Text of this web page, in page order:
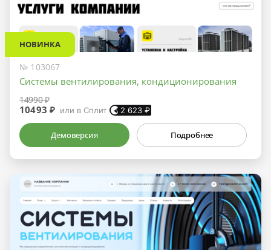
НОВИНКА
№ 103067
Системы вентилирования, кондиционирования
14990 ₽
10493 ₽ или в Сплит 2 623 ₽
Демоверсия Подробнее